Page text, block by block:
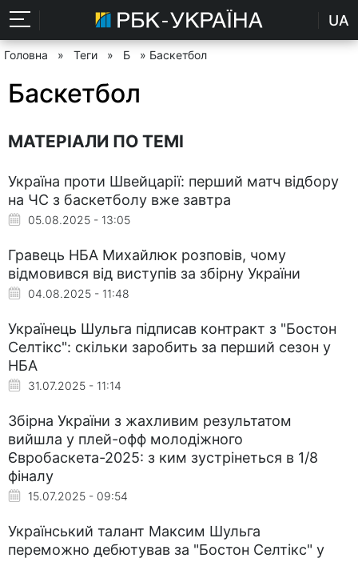
UA
Головна » Теги » Б » Баскетбол
Баскетбол
МАТЕРІАЛИ ПО ТЕМІ
Україна проти Швейцарії: перший матч відбору
на ЧС з баскетболу вже завтра
05.08.2025 - 13:05
Гравець НБА Михайлюк розповів, чому
відмовився від виступів за збірну України
04.08.2025 - 11:48
Українець Шульга підписав контракт з "Бостон
Селтікс": скільки заробить за перший сезон у
НБА
31.07.2025 - 11:14
Збірна України з жахливим результатом
вийшла у плей-офф молодіжного
Євробаскета-2025: з ким зустрінеться в 1/8
фіналу
15.07.2025 - 09:54
Український талант Максим Шульга
переможно дебютував за "Бостон Селтікс" у